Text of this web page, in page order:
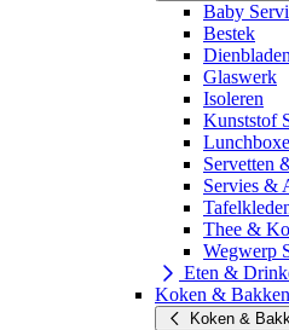
Baby
Bestek
Glaswerk
Isoleren
Kunststof
Servetten
Servies &
Thee &
Wegwerp
Eten &
Koken & Bakken
Koken &